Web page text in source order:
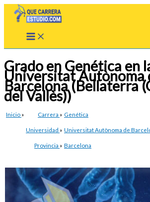
Grado en Genética en
Universitat Autònoma
Barcelona (Bellaterra
del Vallès))
Inicio » Carrera » Genética
Universidad » Universitat Autònoma de
Provincia » Barcelona